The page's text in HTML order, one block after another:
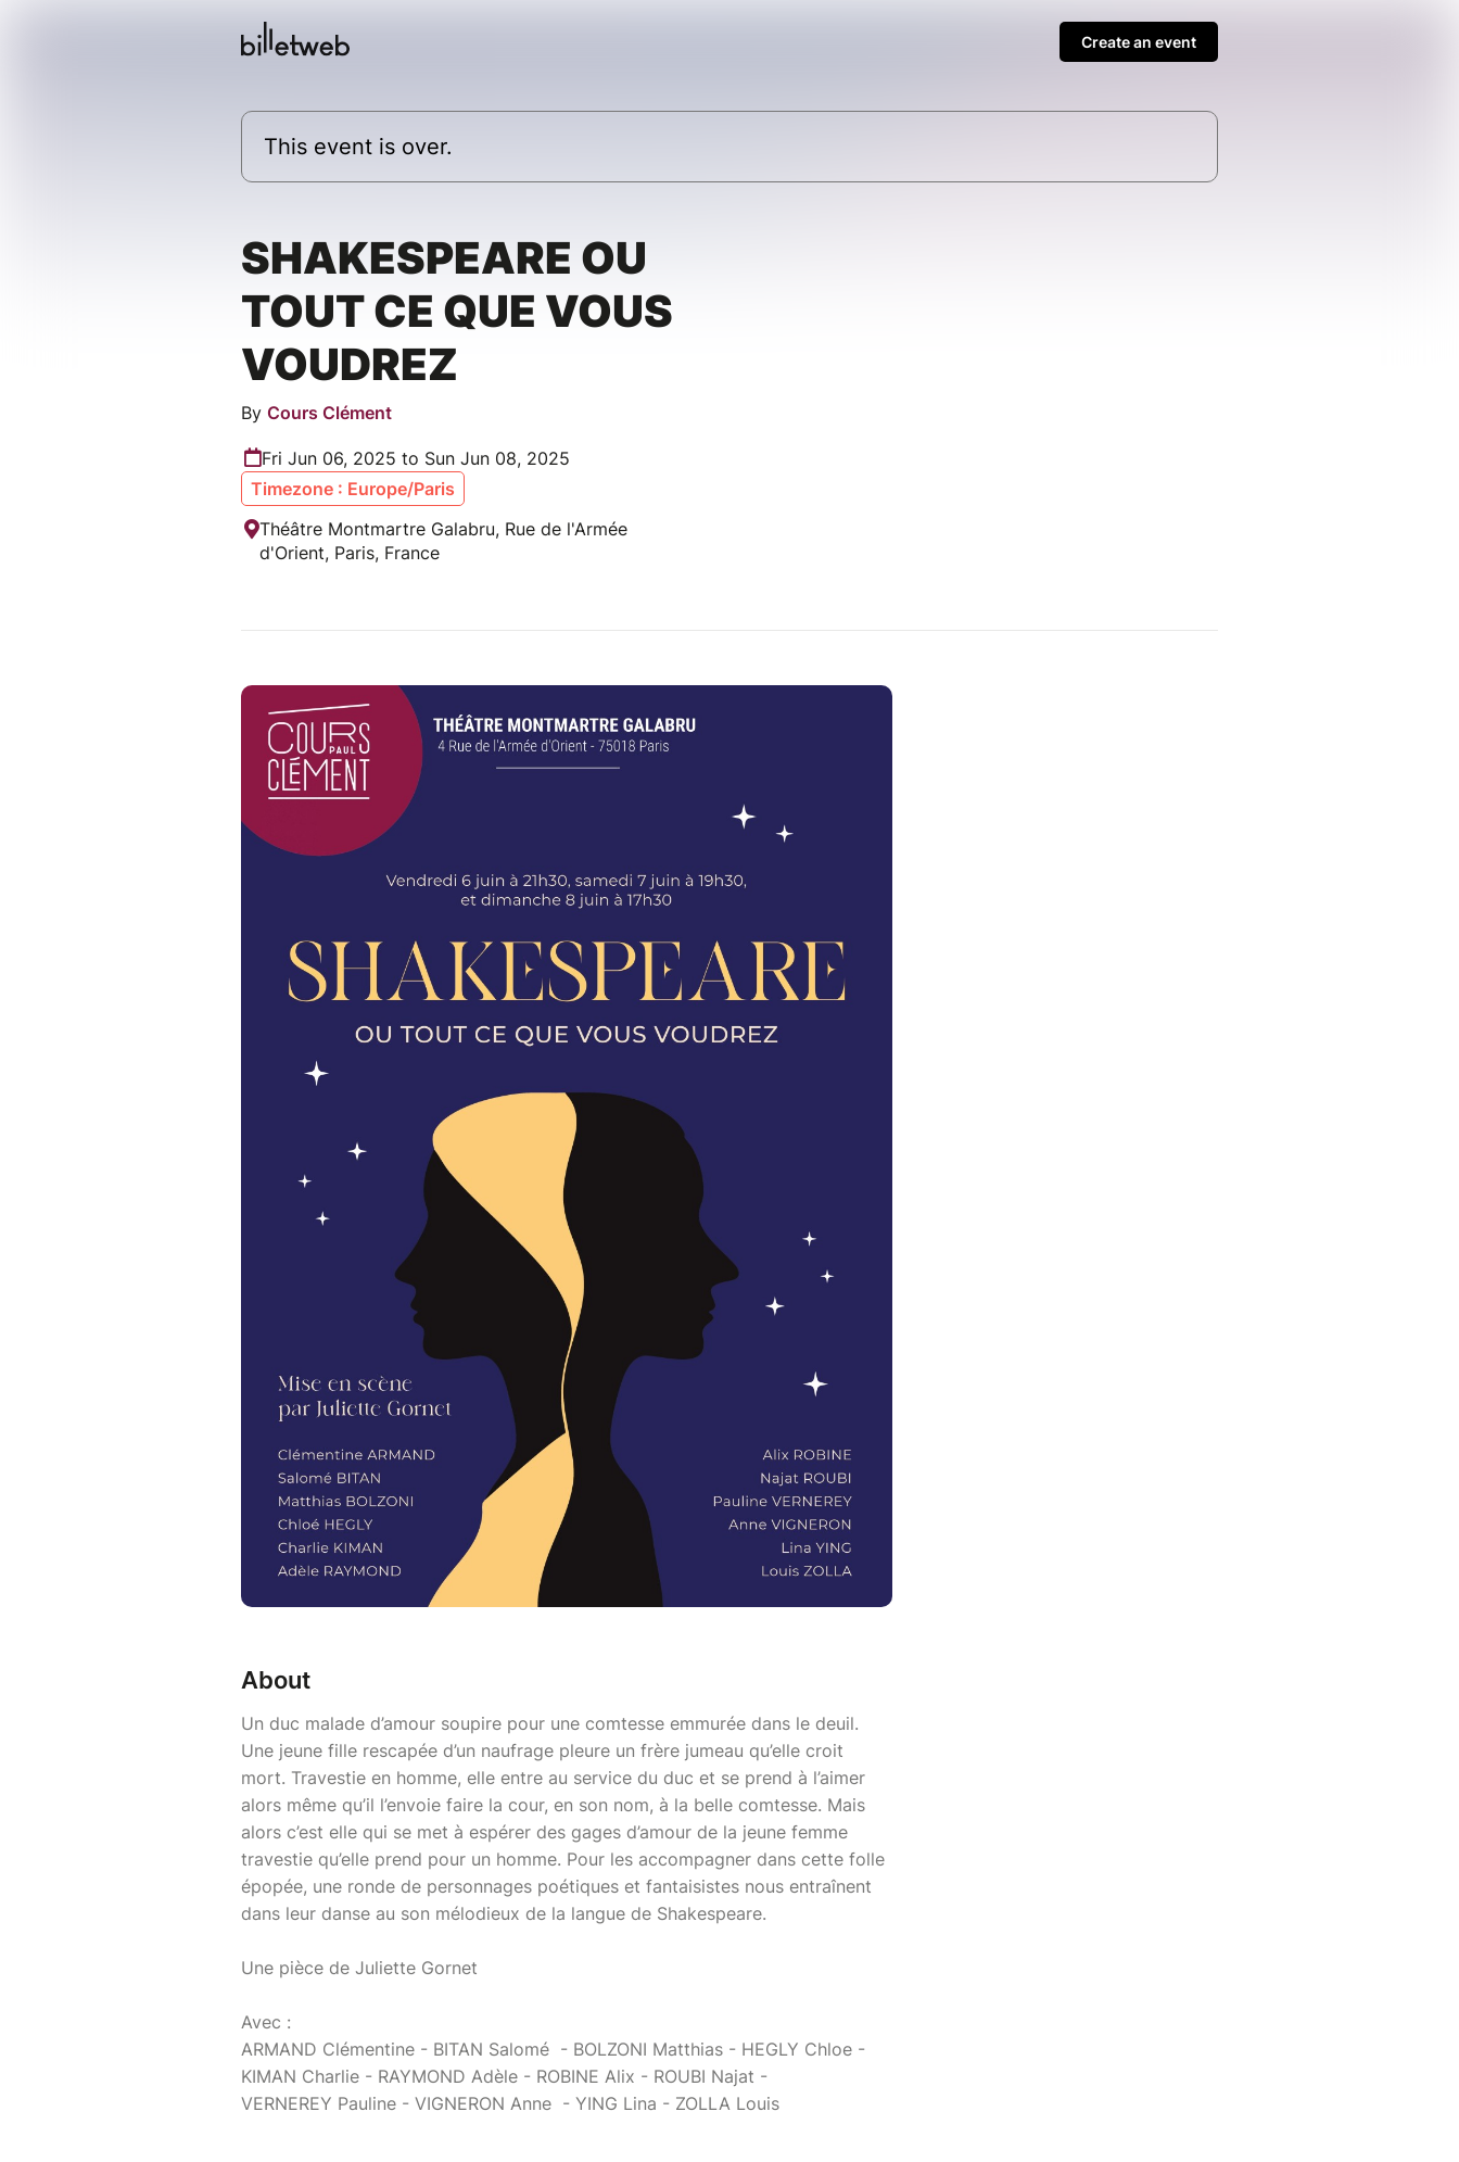
Create an event
This event is over.
SHAKESPEARE OU
TOUT CE QUE VOUS
VOUDREZ
By Cours Clément
Fri Jun 06, 2025 to Sun Jun 08, 2025
Timezone : Europe/Paris
Théâtre Montmartre Galabru, Rue de l'Armée
d'Orient, Paris, France
About
Un duc malade d’amour soupire pour une comtesse emmurée dans le deuil.
Une jeune fille rescapée d’un naufrage pleure un frère jumeau qu’elle croit
mort. Travestie en homme, elle entre au service du duc et se prend à l’aimer
alors même qu’il l’envoie faire la cour, en son nom, à la belle comtesse. Mais
alors c’est elle qui se met à espérer des gages d’amour de la jeune femme
travestie qu’elle prend pour un homme. Pour les accompagner dans cette folle
épopée, une ronde de personnages poétiques et fantaisistes nous entraînent
dans leur danse au son mélodieux de la langue de Shakespeare.
Une pièce de Juliette Gornet
Avec :
ARMAND Clémentine - BITAN Salomé - BOLZONI Matthias - HEGLY Chloe -
KIMAN Charlie - RAYMOND Adèle - ROBINE Alix - ROUBI Najat -
VERNEREY Pauline - VIGNERON Anne - YING Lina - ZOLLA Louis